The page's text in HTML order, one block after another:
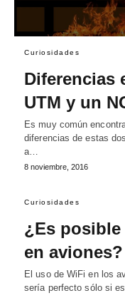
Curiosidades
Diferencias
UTM y un
Es muy común
diferencias de estas
a…
8 noviembre, 2016
Curiosidades
¿Es
en aviones?
El uso de WiFi en los
sería perfecto sólo si